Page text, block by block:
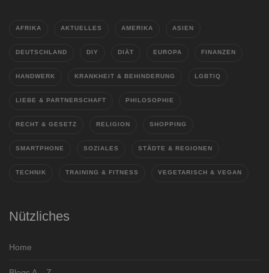
AFRIKA AKTUELLES AMERIKA ASIEN
DEUTSCHLAND DIY DIÄT EUROPA FINANZEN
HANDWERK KRANKHEIT & BEHINDERUNG LGBTIQ
LIEBE & PARTNERSCHAFT PHILOSOPHIE
RECHT & GESETZ RELIGION SHOPPING
SMARTPHONE SOZIALES STÄDTE & REGIONEN
TECHNIK TRAINING & FITNESS VEGETARISCH & VEGAN
Nützliches
Home